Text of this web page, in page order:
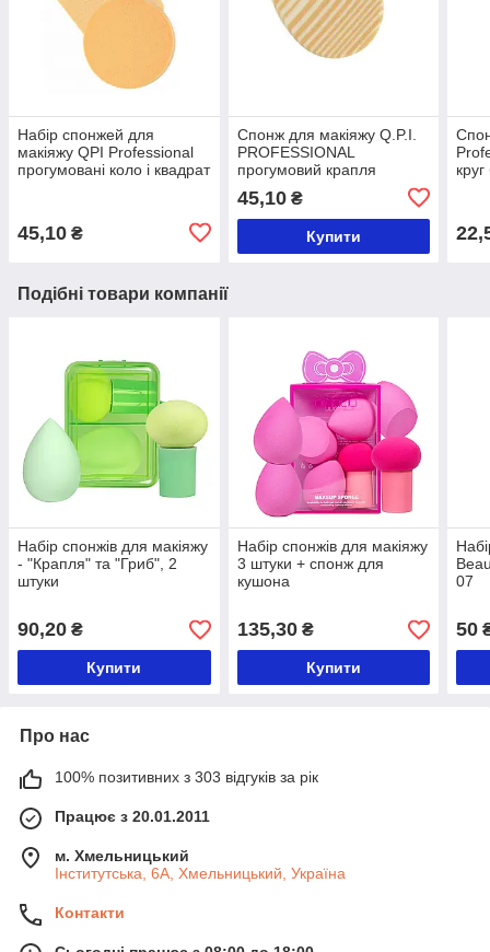
Набір спонжей для
макіяжу QPI Professional
прогумовані коло і квадрат
45,10 ₴
Спонж для макіяжу Q.P.I.
PROFESSIONAL
прогумовий крапля
45,10₴
Купити
Подібні товари компанії
Набір спонжів для макіяжу
- "Крапля" та "Гриб", 2
штуки
90,20 ₴
Купити
Набір спонжів для макіяжу
3 штуки + спонж для
кушона
135,30₴
Купити
07
50
Про нас
100% позитивних з 303 відгуків за рік
Працює з 20.01.2011
м. Хмельницький
Інститутська, 6А, Хмельницький, Україна
Контакти